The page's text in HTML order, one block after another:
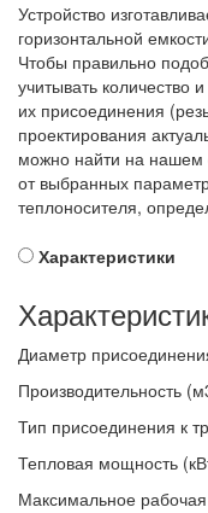
Устройство
горизонтальной
Чтобы правильно
учитывать количество
их присоединения
проектирования
можно найти на нашем
от выбранных
теплоносителя,
Характеристики
Диаметр
Производительность
Тип присоединения к
Тепловая мощность
Максимальное